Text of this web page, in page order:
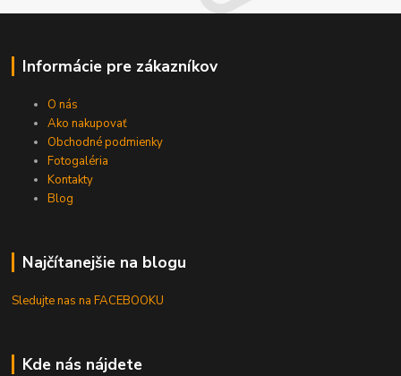
Informácie pre zákazníkov
O nás
Ako nakupovať
Obchodné podmienky
Fotogaléria
Kontakty
Blog
Najčítanejšie na blogu
Sledujte nas na FACEBOOKU
Kde nás nájdete